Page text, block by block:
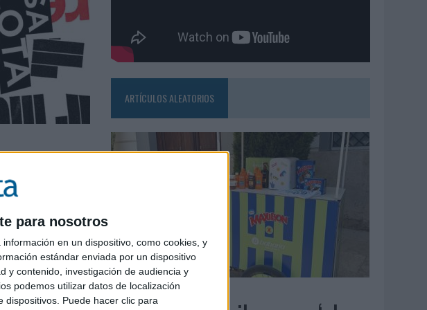
para nosotros
en un dispositivo, como cookies, y
estándar enviada por un dispositivo
y contenido, investigación de audiencia y
podemos utilizar datos de localización
dispositivos. Puede hacer clic para
plan de
teatro.
está
de teatros
ARTÍCULOS ALEATORIOS
04/08/2026